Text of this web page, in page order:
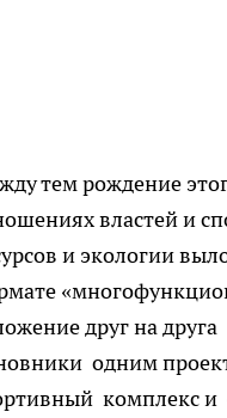
тем рождение
властей и
и экологии
друг на
одним
комплекс и